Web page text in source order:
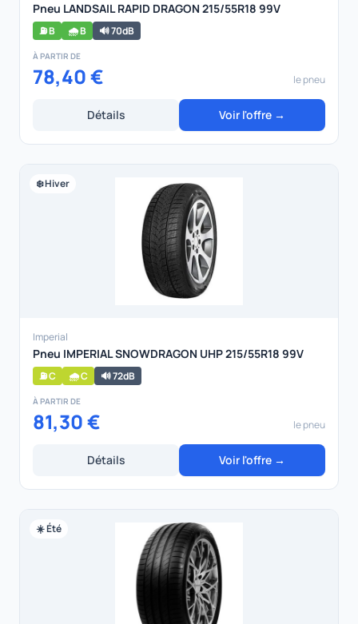
Pneu LANDSAIL RAPID DRAGON 215/55R18 99V
⛽ B 🌧️ B 🔊 70dB
À PARTIR DE
78,40 € le pneu
Détails Voir l'offre →
❄️ Hiver
Imperial
Pneu IMPERIAL SNOWDRAGON UHP 215/55R18 99V
⛽ C 🌧️ C 🔊 72dB
À PARTIR DE
81,30 € le pneu
Détails Voir l'offre →
☀️ Été